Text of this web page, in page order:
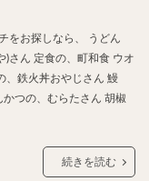
をお探しなら、 うどん
)さん 定食の、町和食 ウオ
、鉄火丼おやじさん 鰻
つの、むらたさん 胡椒
続きを読む